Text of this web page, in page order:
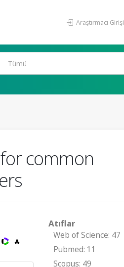
Araştırmacı Girişi
common
Atıflar
Web of Science: 47
Pubmed: 11
Scopus: 49